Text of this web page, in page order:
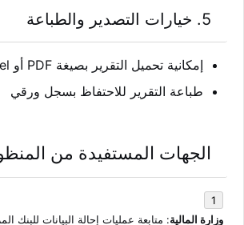
5. خيارات التصدير والطباعة
إمكانية تحميل التقرير بصيغة PDF أو Excel
طباعة التقرير للاحتفاظ بسجل ورقي
الجهات المستفيدة من
وزارة المالية: متابعة عمليات إحالة البيانات للبنك